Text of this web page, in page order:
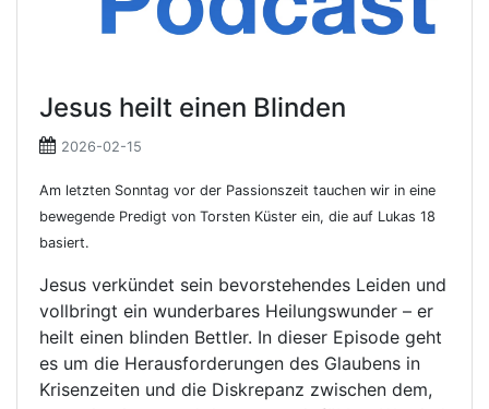
Jesus heilt einen Blinden
2026-02-15
Am letzten Sonntag vor der Passionszeit tauchen wir in eine
bewegende Predigt von Torsten Küster ein, die auf Lukas 18
basiert.
Jesus verkündet sein bevorstehendes Leiden und
vollbringt ein wunderbares Heilungswunder – er
heilt einen blinden Bettler. In dieser Episode geht
es um die Herausforderungen des Glaubens in
Krisenzeiten und die Diskrepanz zwischen dem,